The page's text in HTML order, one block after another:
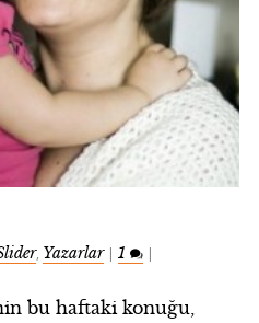
, Yazarlar|1 |
bu haftaki konuğu,